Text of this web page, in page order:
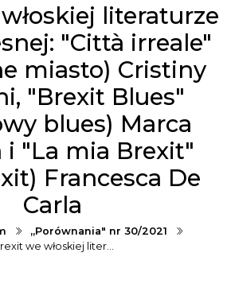
literaturze
"Città irreale"
miasto) Cristiny
"Brexit Blues"
blues) Marca
i "La mia Brexit"
Francesca De
Carla
„Porównania" nr 30/2021
we włoskiej liter…